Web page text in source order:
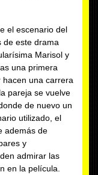
el escenario del
de este drama
Marisol y
una primera
una carrera
pareja se vuelve
de nuevo un
utilizado, el
además de
y
admirar las
en la película.